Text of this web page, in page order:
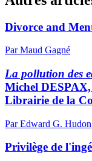
Divorce and
Par Maud Gagné
La pollution des
Michel
Librairie de la
Par Edward G. Hudon
Privilège de